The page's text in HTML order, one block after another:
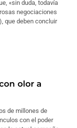
«sin duda, todavía
negociaciones
que deben concluir
olor a
de millones de
con el poder